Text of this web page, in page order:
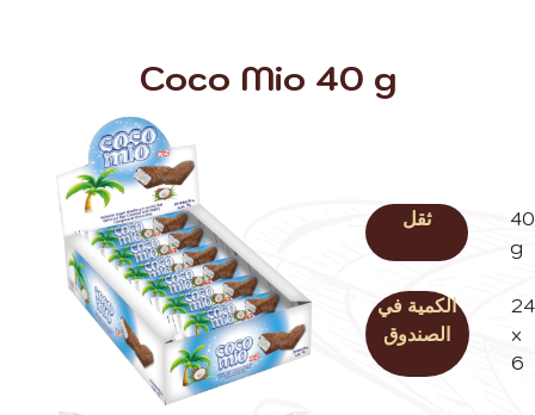
Coco Mio 40 g
ثقل
40
g
الكمية في
الصندوق
24
x
6